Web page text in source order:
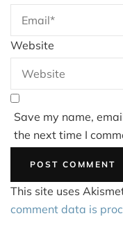
Website
Save my name,
the next time I
This site uses
comment data is